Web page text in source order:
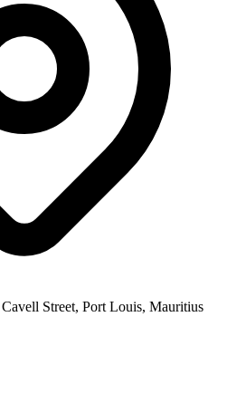
Street, Port Louis, Mauritius